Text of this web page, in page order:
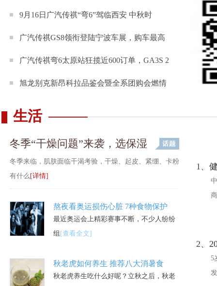
9月16日广汽传祺“弯6”驾临西安 中秋时
广汽传祺GS8领衔登陆宁波车展，购车最高
广汽传祺弯6太原站狂揽近600订单，GA3S 2
旭龙别克新昂科拉品鉴会暨全系团购会燃情
生活
冬季“干燥问题”来袭，选保湿
冬季来临，肌肤面临干渴考验，干燥、起皮、紧绷、卡粉
有什么 [详情]
熬夜看奥运损伤心脏 7种食物保护
最近奥运会上精彩赛事不断，不少人纷纷
组 [查看全文]
秋老虎如何养生 推荐八大消暑食
秋老虎养生吃什么好呢？立秋之后，秋老
1、
2、
5